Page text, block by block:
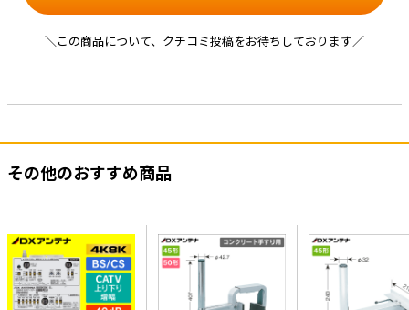
＼この商品について、クチコミ投稿をお待ちしております／
その他のおすすめ商品